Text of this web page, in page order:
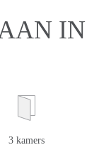
IN
3 kamers